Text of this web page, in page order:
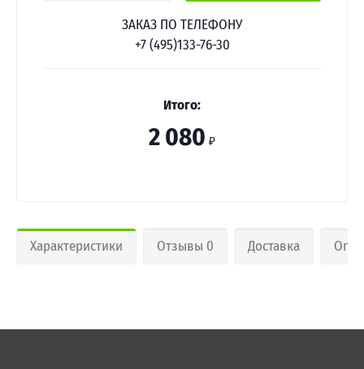
ЗАКАЗ ПО ТЕЛЕФОНУ
+7 (495)133-76-30
Итого:
2 080 ₽
Характеристики Отзывы 0 Доставка